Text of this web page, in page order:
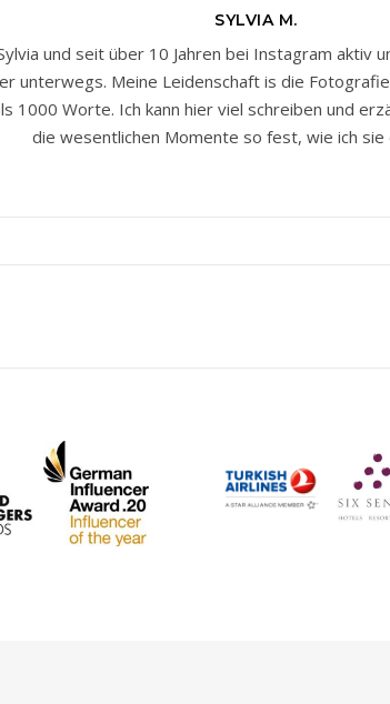
SYLVIA M.
und seit über 10 Jahren bei Instagram aktiv
unterwegs. Meine Leidenschaft is die
1000 Worte. Ich kann hier viel schreiben und
die wesentlichen Momente so fest, wie ich sie